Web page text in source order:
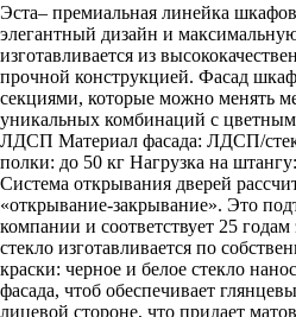
Эста– премиальная линейка
элегантный дизайн и
изготавливается из
прочной конструкцией. Фасад
секциями, которые можно менять
уникальных комбинаций с
ЛДСП Материал фасада: ЛДСП/
полки: до 50 кг Нагрузка на
Система открывания дверей
«открывание-закрывание». Это
компании и соответствует 25
стекло изготавливается по
краски: черное и белое стекло
фасада, чтоб обеспечивает
лицевой стороне, что придает